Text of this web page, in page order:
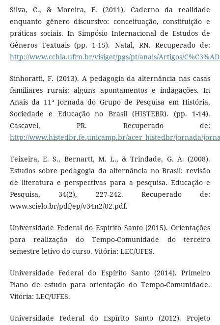
Silva, C., & Moreira, F. (2011). Caderno da realidade
enquanto gênero discursivo: conceituação, constituição e
práticas sociais. In Simpósio Internacional de Estudos de
Gêneros Textuais (pp. 1-15). Natal, RN. Recuperado de:
http://www.cchla.ufrn.br/visiget/pgs/pt/anais/Artigos/
Sinhoratti, F. (2013). A pedagogia da alternância nas casas
familiares rurais: alguns apontamentos e indagações. In
Anais da 11ª Jornada do Grupo de Pesquisa em História,
Sociedade e Educação no Brasil (HISTEBR). (pp. 1-14).
Cascavel, PR. Recuperado de:
http://www.histedbr.fe.unicamp.br/acer_histedbr/jornada/
Teixeira, E. S., Bernartt, M. L., & Trindade, G. A. (2008).
Estudos sobre pedagogia da alternância no Brasil: revisão
de literatura e perspectivas para a pesquisa. Educação e
Pesquisa, 34(2), 227-242. Recuperado de:
www.scielo.br/pdf/ep/v34n2/02.pdf.
Universidade Federal do Espírito Santo (2015). Orientações
para realização do Tempo-Comunidade do terceiro
semestre letivo do curso. Vitória: LEC/UFES.
Universidade Federal do Espírito Santo (2014). Primeiro
Plano de estudo para orientação do Tempo-Comunidade.
Vitória: LEC/UFES.
Universidade Federal do Espírito Santo (2012). Projeto